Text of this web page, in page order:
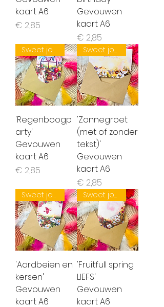
kaart A6
Prijs
€ 2,85
Gevouwen
kaart A6
Prijs
€ 2,85
Sweet joys of spring
'Regenboogp
arty'
Gevouwen
kaart A6
Prijs
€ 2,85
Sweet joys of spring
'Zonnegroet
(met of zonder
tekst)'
Gevouwen
kaart A6
Prijs
€ 2,85
Sweet joys of spring
'Aardbeien en
kersen'
Gevouwen
kaart A6
Sweet joys of spring
'Fruitfull spring
LIEFS'
Gevouwen
kaart A6